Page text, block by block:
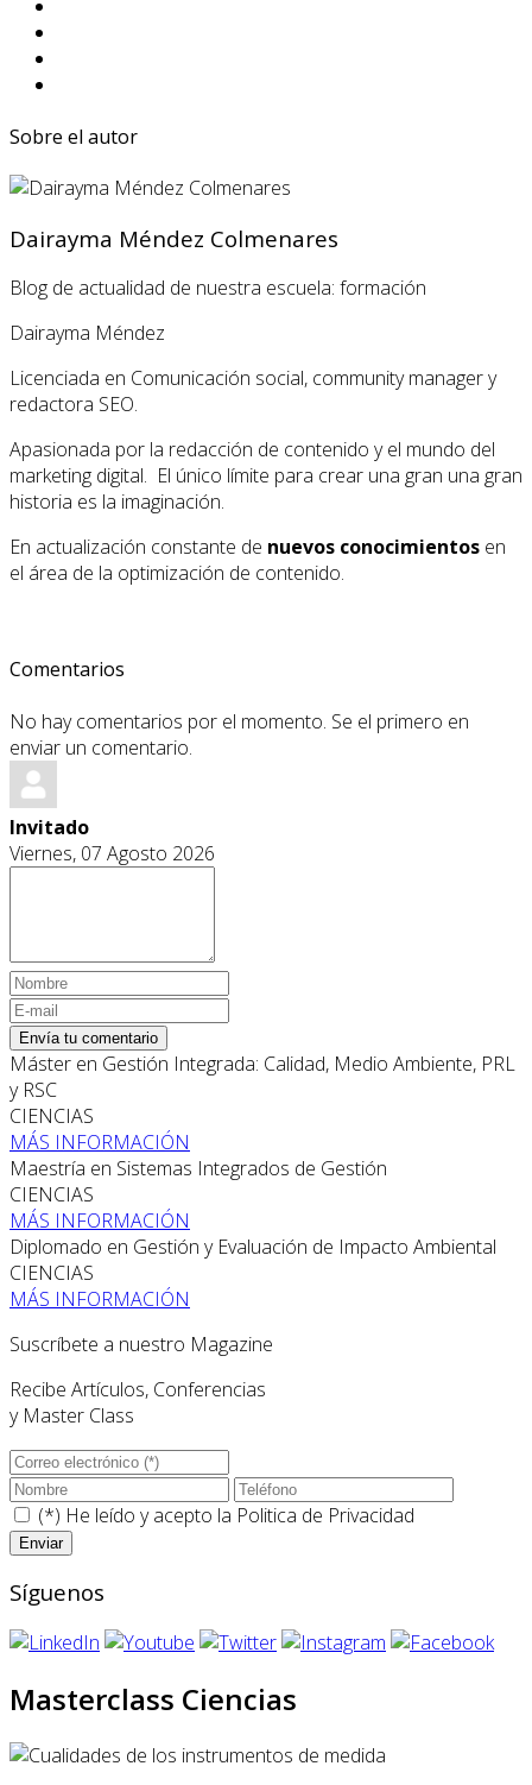
Sobre el autor
Dairayma Méndez Colmenares
Blog de actualidad de nuestra escuela: formación
Dairayma Méndez
Licenciada en Comunicación social, community manager y
redactora SEO.
Apasionada por la redacción de contenido y el mundo del
marketing digital. El único límite para crear una gran una gran
historia es la imaginación.
En actualización constante de nuevos conocimientos en
el área de la optimización de contenido.
Comentarios
No hay comentarios por el momento. Se el primero en
enviar un comentario.
Invitado
Viernes, 07 Agosto 2026
Envía tu comentario
Máster en Gestión Integrada: Calidad, Medio Ambiente, PRL
y RSC
CIENCIAS
MÁS INFORMACIÓN
Maestría en Sistemas Integrados de Gestión
CIENCIAS
MÁS INFORMACIÓN
Diplomado en Gestión y Evaluación de Impacto Ambiental
CIENCIAS
MÁS INFORMACIÓN
Suscríbete a nuestro Magazine
Recibe Artículos, Conferencias
y Master Class
(*) He leído y acepto la Politica de Privacidad
Síguenos
Masterclass Ciencias